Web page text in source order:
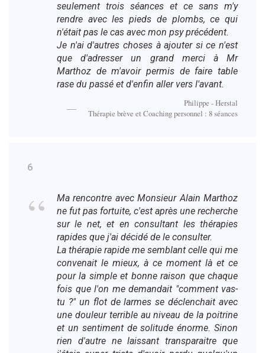
seulement trois séances et ce sans m'y
rendre avec les pieds de plombs, ce qui
n'était pas le cas avec mon psy précédent.
Je n'ai d'autres choses à ajouter si ce n'est
que d'adresser un grand merci à Mr
Marthoz de m'avoir permis de faire table
rase du passé et d'enfin aller vers l'avant.
Philippe - Herstal
Thérapie brève et Coaching personnel : 8 séances
6
Ma rencontre avec Monsieur Alain Marthoz
ne fut pas fortuite, c'est après une recherche
sur le net, et en consultant les thérapies
rapides que j'ai décidé de le consulter.
La thérapie rapide me semblant celle qui me
convenait le mieux, à ce moment là et ce
pour la simple et bonne raison que chaque
fois que l'on me demandait "comment vas-
tu ?" un flot de larmes se déclenchait avec
une douleur terrible au niveau de la poitrine
et un sentiment de solitude énorme. Sinon
rien d'autre ne laissant transparaitre que